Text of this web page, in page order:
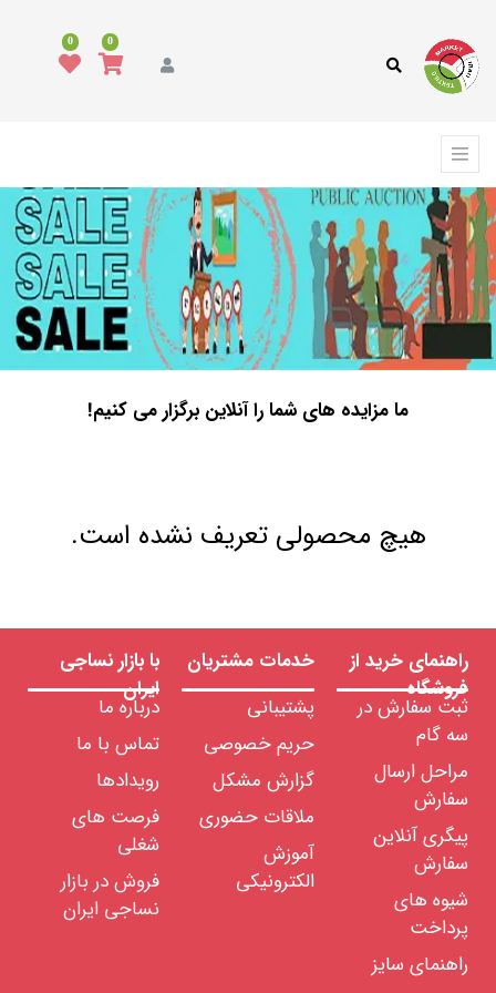
0
0
ما مزایده های شما را آنلاین برگزار می کنیم!
هیچ محصولی تعریف نشده است.
راهنمای خرید از
فروشگاه
ثبت سفارش در
سه گام
مراحل ارسال
سفارش
پیگری آنلاین
سفارش
شیوه های
پرداخت
راهنمای سایز
خدمات مشتریان
پشتیبانی
حریم خصوصی
گزارش مشکل
ملاقات حضوری
آموزش
الکترونیکی
با بازار نساجی
ایران
درباره ما
تماس با ما
رویدادها
فرصت های
شغلی
فروش در بازار
نساجی ایران